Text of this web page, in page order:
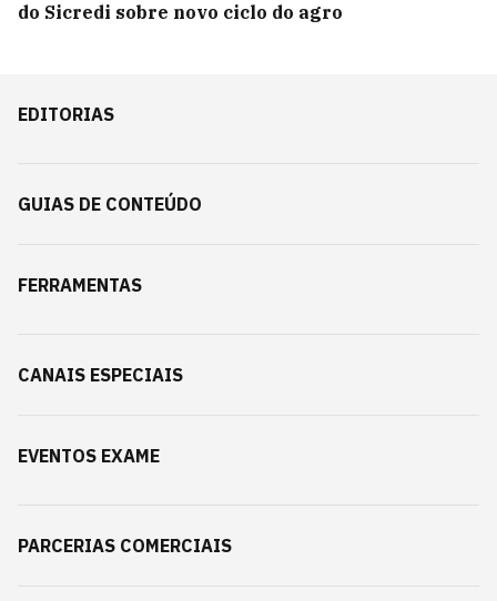
do Sicredi sobre novo ciclo do agro
EDITORIAS
GUIAS DE CONTEÚDO
FERRAMENTAS
CANAIS ESPECIAIS
EVENTOS EXAME
PARCERIAS COMERCIAIS